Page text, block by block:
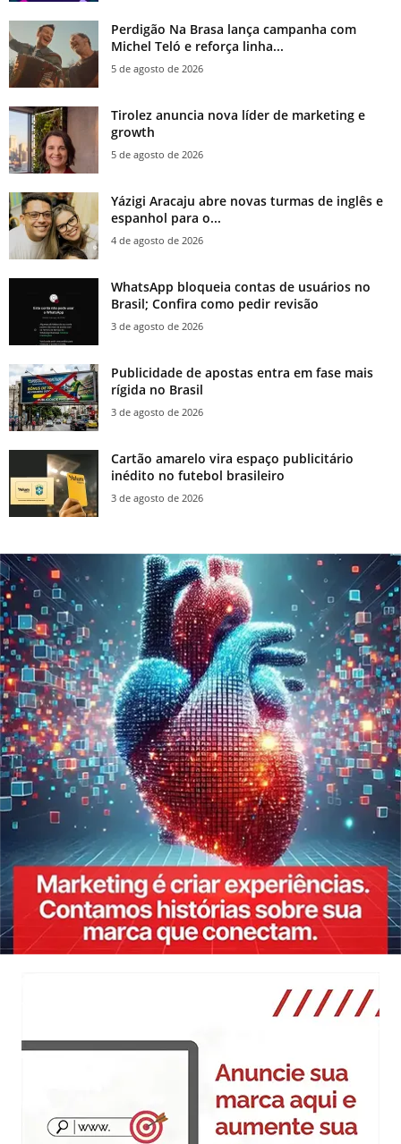
Perdigão Na Brasa lança campanha com
Michel Teló e reforça linha...
5 de agosto de 2026
Tirolez anuncia nova líder de marketing e
growth
5 de agosto de 2026
Yázigi Aracaju abre novas turmas de inglês e
espanhol para o...
4 de agosto de 2026
WhatsApp bloqueia contas de usuários no
Brasil; Confira como pedir revisão
3 de agosto de 2026
Publicidade de apostas entra em fase mais
rígida no Brasil
3 de agosto de 2026
Cartão amarelo vira espaço publicitário
inédito no futebol brasileiro
3 de agosto de 2026